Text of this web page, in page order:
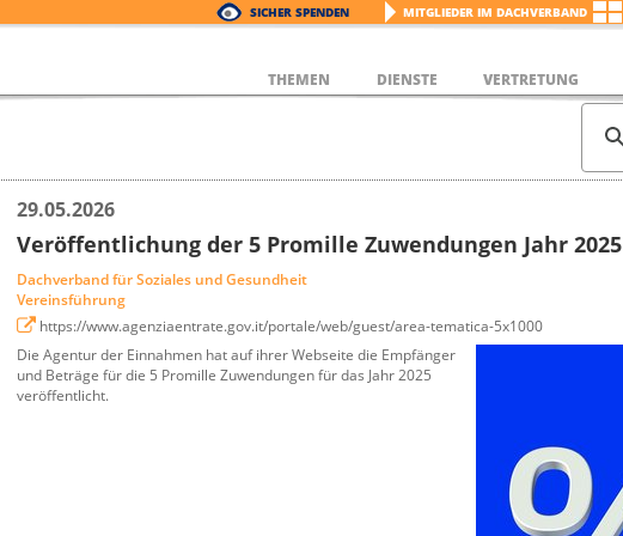
SICHER SPENDEN MITGLIEDER IM DACHVERBAND
THEMEN DIENSTE VERTRETUNG
29.05.2026
Veröffentlichung der 5 Promille Zuwendungen Jahr 2025
Dachverband für Soziales und Gesundheit
Vereinsführung
https://www.agenziaentrate.gov.it/portale/web/guest/area-tematica-5x1000
Die Agentur der Einnahmen hat auf ihrer Webseite die Empfänger
und Beträge für die 5 Promille Zuwendungen für das Jahr 2025
veröffentlicht.